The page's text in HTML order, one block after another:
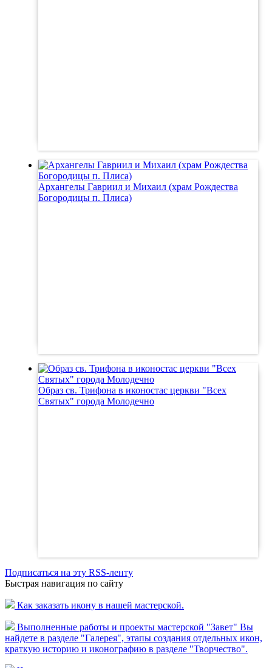
Архангелы Гавриил и Михаил (храм Рождества
Богородицы п. Плиса)
Образ св. Трифона в иконостас церкви "Всех
Святых" города Молодечно
Подписаться на эту RSS-ленту
Быстрая навигация по сайту
Как заказать икону в нашей мастерской.
Выполненные работы и проекты мастерской "Завет" Вы
найдете в разделе "Галерея", этапы создания отдельных икон,
краткую историю и иконографию в разделе "Творчество".